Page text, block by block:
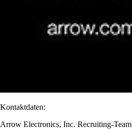
Kontaktdaten:
Arrow Electronics, Inc. Recruiting-Team